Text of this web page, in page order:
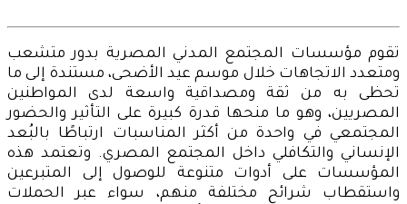
تقوم مؤسسات المجتمع المدني المصرية بدور متشعب
ومتعدد الاتجاهات خلال موسم عيد الأضحى، مستندة إلى ما
تحظى به من ثقة ومصداقية واسعة لدى المواطنين
المصريين، وهو ما منحها قدرة كبيرة على التأثير والحضور
المجتمعي في واحدة من أكثر المناسبات ارتباطًا بالبُعد
الإنساني والتكافلي داخل المجتمع المصري. وتعتمد هذه
المؤسسات على أدوات متنوعة للوصول إلى المتبرعين
واستقطاب شرائح مختلفة منهم، سواء عبر الحملات